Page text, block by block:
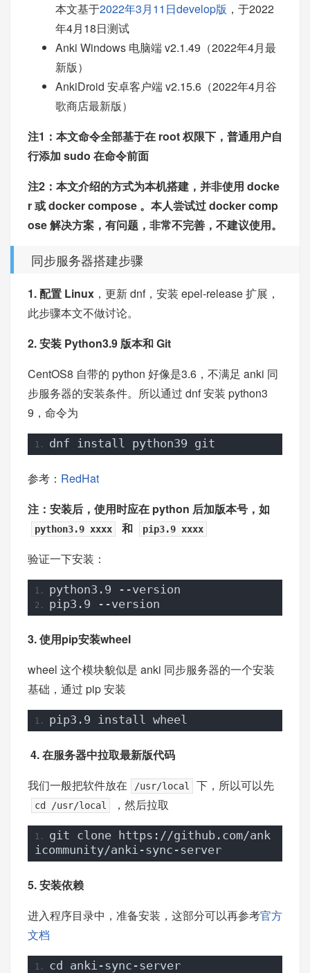
本文基于2022年3月11日develop版 ，于2022
年4月18日测试
Anki Windows 电脑端 v2.1.49（2022年4月最
新版）
AnkiDroid 安卓客户端 v2.15.6（2022年4月谷
歌商店最新版）
注1：本文命令全部基于在 root 权限下，普通用户自
行添加 sudo 在命令前面
注2：本文介绍的方式为本机搭建，并非使用 docke
r 或 docker compose 。本人尝试过 docker comp
ose 解决方案，有问题，非常不完善，不建议使用。
同步服务器搭建步骤
1. 配置 Linux ，更新 dnf，安装 epel-release 扩展，
此步骤本文不做讨论。
2. 安装 Python3.9 版本和 Git
CentOS8 自带的 python 好像是3.6，不满足 anki 同
步服务器的安装条件。所以通过 dnf 安装 python3
9，命令为
dnf install python39 git
参考： RedHat
注：安装后，使用时应在 python 后加版本号，如
python3.9 xxxx 和 pip3.9 xxxx
验证一下安装：
python3.9 --version
pip3.9 --version
3. 使用pip安装wheel
wheel 这个模块貌似是 anki 同步服务器的一个安装
基础，通过 pip 安装
pip3.9 install wheel
4. 在服务器中拉取最新版代码
我们一般把软件放在
/usr/local 下，所以可以先
cd /usr/local ，然后拉取
git clone https://github.com/ank
icommunity/anki-sync-server
5. 安装依赖
进入程序目录中，准备安装，这部分可以再参考官方
文档
cd anki-sync-server